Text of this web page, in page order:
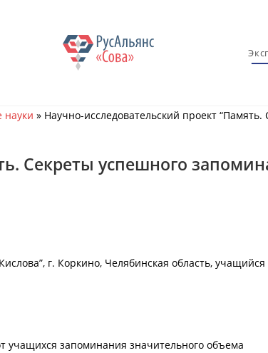
науки » Научно-исследовательский проект
Секреты успешного
г. Коркино, Челябинская область, учащийся
учащихся запоминания значительного объема